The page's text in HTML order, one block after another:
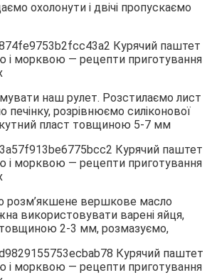
охолонути і двічі пропускаємо
наш рулет. Розстилаємо лист
печінку, розрівнюємо силіконової
пласт товщиною 5-7 мм
розм’якшене вершкове масло
використовувати варені яйця,
2-3 мм, розмазуємо,